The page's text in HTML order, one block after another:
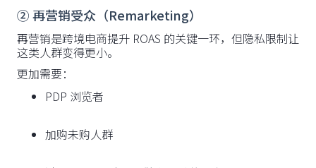
② 再营销受众（Remarketing）
再营销是跨境电商提升 ROAS 的关键一环，但隐私限制让
这类人群变得更小。
更加需要：
PDP 浏览者
加购未购人群